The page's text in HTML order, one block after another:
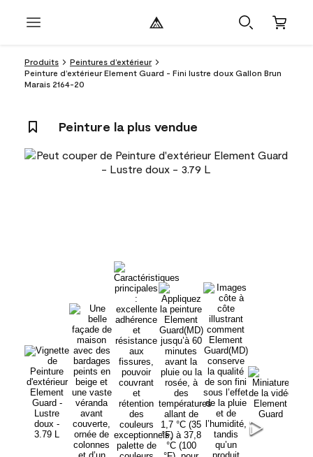
Produits
Peintures d’extérieur
Peinture d’extérieur Element Guard - Fini lustre doux Gallon Brun
Marais 2164-20
Peinture la plus vendue